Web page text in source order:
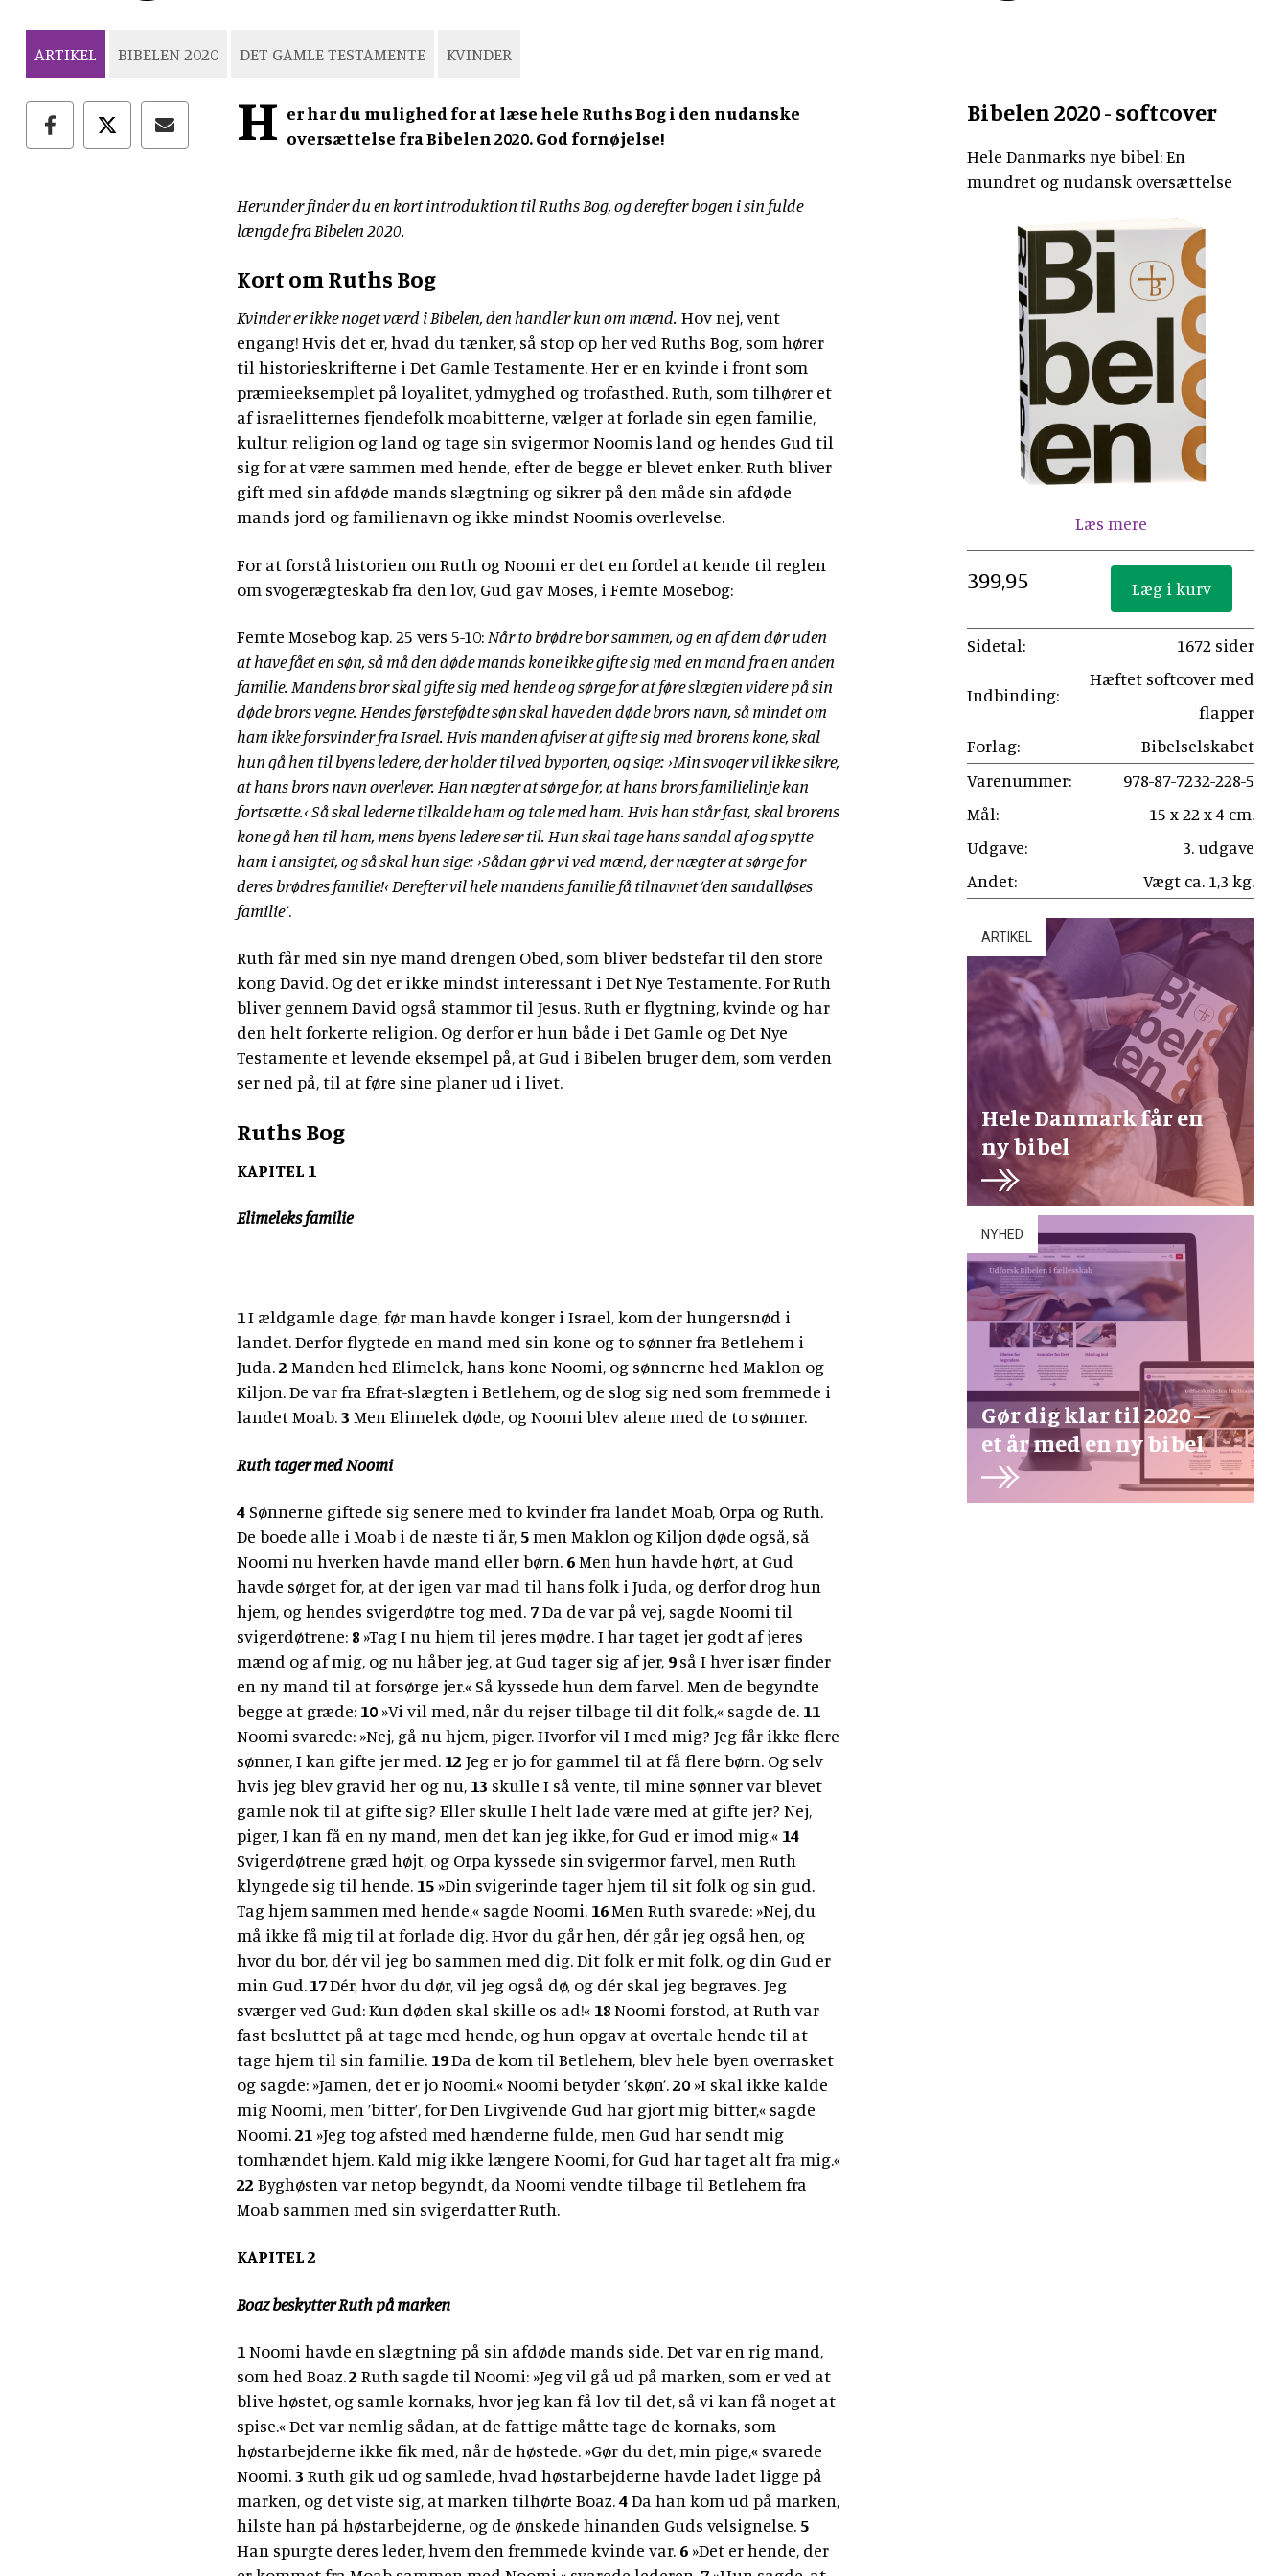
ARTIKEL BIBELEN 2020 DET GAMLE TESTAMENTE KVINDER
H er har du mulighed for at læse hele Ruths Bog i den nudanske
oversættelse fra Bibelen 2020. God fornøjelse!
Herunder finder du en kort introduktion til Ruths Bog, og derefter bogen i sin fulde
længde fra Bibelen 2020.
Kort om Ruths Bog
Kvinder er ikke noget værd i Bibelen, den handler kun om mænd. Hov nej, vent
engang! Hvis det er, hvad du tænker, så stop op her ved Ruths Bog, som hører
til historieskrifterne i Det Gamle Testamente. Her er en kvinde i front som
præmieeksemplet på loyalitet, ydmyghed og trofasthed. Ruth, som tilhører et
af israelitternes fjendefolk moabitterne, vælger at forlade sin egen familie,
kultur, religion og land og tage sin svigermor Noomis land og hendes Gud til
sig for at være sammen med hende, efter de begge er blevet enker. Ruth bliver
gift med sin afdøde mands slægtning og sikrer på den måde sin afdøde
mands jord og familienavn og ikke mindst Noomis overlevelse.
For at forstå historien om Ruth og Noomi er det en fordel at kende til reglen
om svogerægteskab fra den lov, Gud gav Moses, i Femte Mosebog:
Femte Mosebog kap. 25 vers 5-10: Når to brødre bor sammen, og en af dem dør uden
at have fået en søn, så må den døde mands kone ikke gifte sig med en mand fra en anden
familie. Mandens bror skal gifte sig med hende og sørge for at føre slægten videre på sin
døde brors vegne. Hendes førstefødte søn skal have den døde brors navn, så mindet om
ham ikke forsvinder fra Israel. Hvis manden afviser at gifte sig med brorens kone, skal
hun gå hen til byens ledere, der holder til ved byporten, og sige: ›Min svoger vil ikke sikre,
at hans brors navn overlever. Han nægter at sørge for, at hans brors familielinje kan
fortsætte.‹ Så skal lederne tilkalde ham og tale med ham. Hvis han står fast, skal brorens
kone gå hen til ham, mens byens ledere ser til. Hun skal tage hans sandal af og spytte
ham i ansigtet, og så skal hun sige: ›Sådan gør vi ved mænd, der nægter at sørge for
deres brødres familie!‹ Derefter vil hele mandens familie få tilnavnet ’den sandalløses
familie’.
Ruth får med sin nye mand drengen Obed, som bliver bedstefar til den store
kong David. Og det er ikke mindst interessant i Det Nye Testamente. For Ruth
bliver gennem David også stammor til Jesus. Ruth er flygtning, kvinde og har
den helt forkerte religion. Og derfor er hun både i Det Gamle og Det Nye
Testamente et levende eksempel på, at Gud i Bibelen bruger dem, som verden
ser ned på, til at føre sine planer ud i livet.
Ruths Bog
KAPITEL 1
Elimeleks familie
1I ældgamle dage, før man havde konger i Israel, kom der hungersnød i
landet. Derfor flygtede en mand med sin kone og to sønner fra Betlehem i
Juda.2 Manden hed Elimelek, hans kone Noomi, og sønnerne hed Maklon og
Kiljon. De var fra Efrat-slægten i Betlehem, og de slog sig ned som fremmede i
landet Moab.3 Men Elimelek døde, og Noomi blev alene med de to sønner.
Ruth tager med Noomi
4Sønnerne giftede sig senere med to kvinder fra landet Moab, Orpa og Ruth.
De boede alle i Moab i de næste ti år, 5men Maklon og Kiljon døde også, så
Noomi nu hverken havde mand eller børn. 6Men hun havde hørt, at Gud
havde sørget for, at der igen var mad til hans folk i Juda, og derfor drog hun
hjem, og hendes svigerdøtre tog med. 7Da de var på vej, sagde Noomi til
svigerdøtrene: 8 »Tag I nu hjem til jeres mødre. I har taget jer godt af jeres
mænd og af mig, og nu håber jeg, at Gud tager sig af jer, 9så I hver især finder
en ny mand til at forsørge jer.« Så kyssede hun dem farvel. Men de begyndte
begge at græde: 10»Vi vil med, når du rejser tilbage til dit folk,« sagde de. 11
Noomi svarede: »Nej, gå nu hjem, piger. Hvorfor vil I med mig? Jeg får ikke flere
sønner, I kan gifte jer med. 12 Jeg er jo for gammel til at få flere børn. Og selv
hvis jeg blev gravid her og nu, 13 skulle I så vente, til mine sønner var blevet
gamle nok til at gifte sig? Eller skulle I helt lade være med at gifte jer? Nej,
piger, I kan få en ny mand, men det kan jeg ikke, for Gud er imod mig.« 14
Svigerdøtrene græd højt, og Orpa kyssede sin svigermor farvel, men Ruth
klyngede sig til hende. 15»Din svigerinde tager hjem til sit folk og sin gud.
Tag hjem sammen med hende,« sagde Noomi. 16Men Ruth svarede: »Nej, du
må ikke få mig til at forlade dig. Hvor du går hen, dér går jeg også hen, og
hvor du bor, dér vil jeg bo sammen med dig. Dit folk er mit folk, og din Gud er
min Gud.17Dér, hvor du dør, vil jeg også dø, og dér skal jeg begraves. Jeg
sværger ved Gud: Kun døden skal skille os ad!« 18Noomi forstod, at Ruth var
fast besluttet på at tage med hende, og hun opgav at overtale hende til at
tage hjem til sin familie. 19Da de kom til Betlehem, blev hele byen overrasket
og sagde: »Jamen, det er jo Noomi.« Noomi betyder ’skøn’.20»I skal ikke kalde
mig Noomi, men ’bitter’, for Den Livgivende Gud har gjort mig bitter,« sagde
Noomi.21 »Jeg tog afsted med hænderne fulde, men Gud har sendt mig
tomhændet hjem. Kald mig ikke længere Noomi, for Gud har taget alt fra mig.«
22 Byghøsten var netop begyndt, da Noomi vendte tilbage til Betlehem fra
Moab sammen med sin svigerdatter Ruth.
KAPITEL 2
Boaz beskytter Ruth på marken
1 Noomi havde en slægtning på sin afdøde mands side. Det var en rig mand,
som hed Boaz.2 Ruth sagde til Noomi: »Jeg vil gå ud på marken, som er ved at
blive høstet, og samle kornaks, hvor jeg kan få lov til det, så vi kan få noget at
spise.« Det var nemlig sådan, at de fattige måtte tage de kornaks, som
høstarbejderne ikke fik med, når de høstede. »Gør du det, min pige,« svarede
Noomi.3 Ruth gik ud og samlede, hvad høstarbejderne havde ladet ligge på
marken, og det viste sig, at marken tilhørte Boaz.4Da han kom ud på marken,
hilste han på høstarbejderne, og de ønskede hinanden Guds velsignelse. 5
Han spurgte deres leder, hvem den fremmede kvinde var. 6»Det er hende, der
Bibelen 2020 - softcover
Hele Danmarks nye bibel: En
mundret og nudansk oversættelse
Læs mere
399,95
Sidetal: 1672 sider
Indbinding:
Hæftet softcover med
flapper
Forlag:
Bibelselskabet
Varenummer:
978-87-7232-228-5
Mål:
15 x 22 x 4 cm.
Udgave:
3. udgave
Andet:
Vægt ca. 1,3 kg.
ARTIKEL
Hele Danmark får en
ny bibel
NYHED
Gør dig klar til 2020 –
et år med en ny bibel